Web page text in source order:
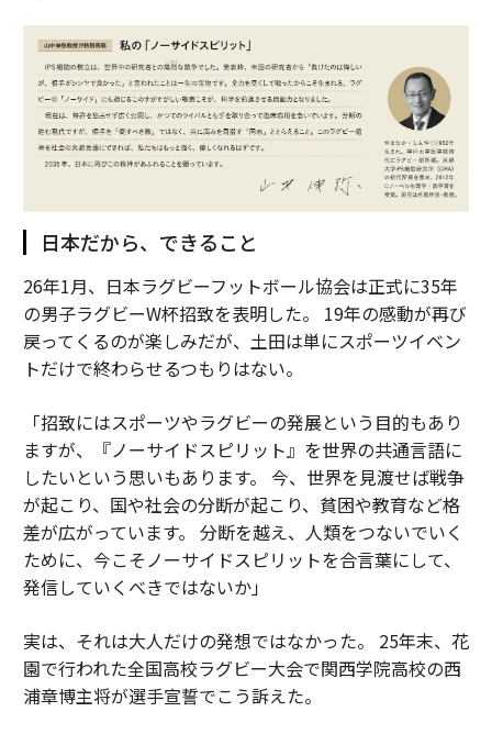
日本だから、できること
26年1月、日本ラグビーフットボール協会は正式に35年
の男子ラグビーW杯招致を表明した。 19年の感動が再び
戻ってくるのが楽しみだが、土田は単にスポーツイベン
トだけで終わらせるつもりはない。
「招致にはスポーツやラグビーの発展という目的もあり
ますが、『ノーサイドスピリット』を世界の共通言語に
したいという思いもあります。 今、世界を見渡せば戦争
が起こり、国や社会の分断が起こり、貧困や教育など格
差が広がっています。 分断を越え、人類をつないでいく
ために、今こそノーサイドスピリットを合言葉にして、
発信していくべきではないか」
実は、それは大人だけの発想ではなかった。 25年末、花
園で行われた全国高校ラグビー大会で関西学院高校の西
浦章博主将が選手宣誓でこう訴えた。